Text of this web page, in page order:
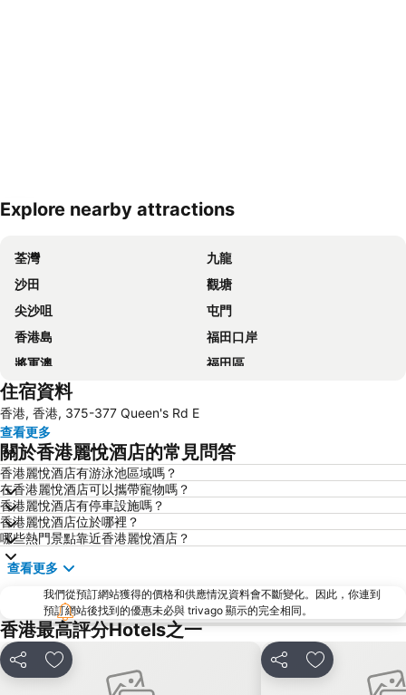
展開地圖
Explore nearby attractions
荃灣
九龍
沙田
觀塘
尖沙咀
屯門
香港島
福田口岸
將軍澳
福田區
Mong Kok Metro Station
南山區
元朗
紅磡
天水圍
Wan Chai Metro Station
海洋公園
深水埗區
黃金海岸
新界
羅湖口岸
羅湖
North Point Metro Station
中環
Cheung Chau
羅湖口岸
Sheung Wan Metro Station
Tsing Yi Metro Station
寶安區
住宿資料
香港, 香港, 375-377 Queen's Rd E
查看更多
關於香港麗悅酒店的常見問答
香港麗悅酒店有游泳池區域嗎？
在香港麗悅酒店可以攜帶寵物嗎？
香港麗悅酒店有停車設施嗎？
香港麗悅酒店位於哪裡？
哪些熱門景點靠近香港麗悅酒店？
查看更多
我們從預訂網站獲得的價格和供應情況資料會不斷變化。因此，你連到
預訂網站後找到的優惠未必與 trivago 顯示的完全相同。
香港最高評分Hotels之一
分享 放到收藏夾 分享 放到收藏夾